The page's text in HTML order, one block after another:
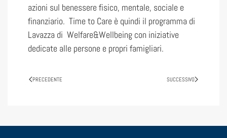
azioni sul benessere fisico, mentale, sociale e
finanziario. Time to Care è quindi il programma di
Lavazza di Welfare&Wellbeing con iniziative
dedicate alle persone e propri famigliari.
PRECEDENTE SUCCESSIVO